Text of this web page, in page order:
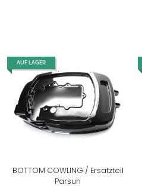
AUF LAGER
BOTTOM COWLING / Ersatzteil
Parsun